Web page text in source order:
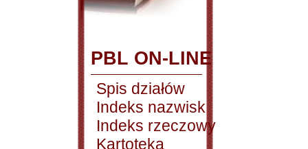
PBL ON-LINE
Spis działów
Indeks nazwisk
Indeks rzeczowy
Kartoteka